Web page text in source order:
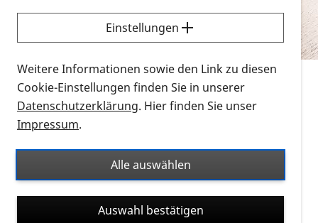
Sie möchten wissen, wie Sie nach Infonmaterial
suchen und dieses bestellen bzw. herunterladen
können? Schauen Sie sich dieErklärvideos zum
Thema Infomaterial auf der PRO RETINA-Website
für blinde und sehbehinderte Menschen an.
Auf dieser Seite finden Sie sämtliches Infomaterial
Ort. Nutzen Sie den Formatfilter, um ausschließlich
nach Flyern und Broschüren, Audios oder Videos zu
suchen. Die meisten Flyer und Broschüren werden in
verschiedenen Formaten angeboten: zur
Einstellungen
Weitere Informationen sowie den Link zu diesen
Cookie-Einstellungen finden Sie in unserer
Datenschutzerklärung. Hier finden Sie unser
Impressum.
Alle auswählen
Auswahl bestätigen